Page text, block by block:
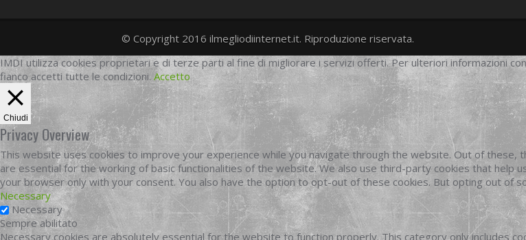
twittergoogleplus
facebook
© Copyright 2016 ilmegliodiinternet.it. Riproduzione riservata.
IMDI utilizza cookies proprietari e di terze parti al fine di migliorare i servizi offerti. Per ulteriori informazioni
fianco accetti tutte le condizioni. Accetto
Chiudi
Privacy Overview
This website uses cookies to improve your experience while you navigate through the website. Out of
are essential for the working of basic functionalities of the website. We also use third-party cookies that help
your browser only with your consent. You also have the option to opt-out of these cookies. But opting out of
Necessary
Necessary
Sempre abilitato
Necessary cookies are absolutely essential for the website to function properly. This category only includes